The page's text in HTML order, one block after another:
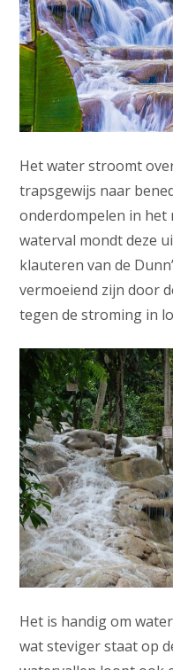
Het water stroomt
trapsgewijs naar
onderdompelen in het
waterval mondt deze
klauteren van de
vermoeiend zijn door
tegen de stroming in
Het is handig om
wat steviger staat op